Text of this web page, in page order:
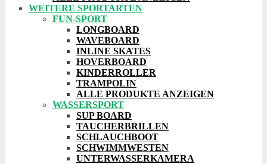
WEITERE SPORTARTEN
FUN-SPORT
LONGBOARD
WAVEBOARD
INLINE SKATES
HOVERBOARD
KINDERROLLER
TRAMPOLIN
ALLE PRODUKTE ANZEIGEN
WASSERSPORT
SUP BOARD
TAUCHERBRILLEN
SCHLAUCHBOOT
SCHWIMMWESTEN
UNTERWASSERKAMERA